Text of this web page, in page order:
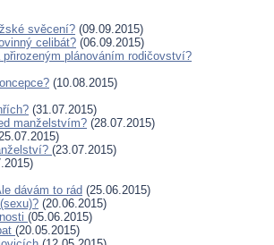
svěcení? (09.09.2015)
celibát? (06.09.2015)
plánováním rodičovství?
(10.08.2015)
(31.07.2015)
manželstvím? (28.07.2015)
(23.07.2015)
dávám to rád (25.06.2015)
(20.06.2015)
(05.06.2015)
(20.05.2015)